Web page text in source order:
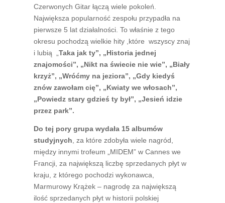
Czerwonych Gitar łączą wiele pokoleń.
Największa popularność zespołu przypadła na
pierwsze 5 lat działalności. To właśnie z tego
okresu pochodzą wielkie hity ,które wszyscy znaj
i lubią „Taka jak ty”, „Historia jednej
znajomości”, „Nikt na świecie nie wie”, „Biały
krzyż”, „Wróćmy na jeziora”, „Gdy kiedyś
znów zawołam cię”, „Kwiaty we włosach”,
„Powiedz stary gdzieś ty był”, „Jesień idzie
przez park”.
Do tej pory grupa wydała 15 albumów
studyjnych , za które zdobyła wiele nagród,
między innymi trofeum „MIDEM” w Cannes we
Francji, za największą liczbę sprzedanych płyt w
kraju, z którego pochodzi wykonawca,
Marmurowy Krążek – nagrodę za największą
ilość sprzedanych płyt w historii polskiej